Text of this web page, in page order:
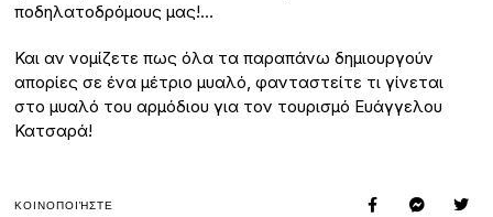
ποδηλατοδρόμους μας!…
Και αν νομίζετε πως όλα τα παραπάνω δημιουργούν
απορίες σε ένα μέτριο μυαλό, φανταστείτε τι γίνεται
στο μυαλό του αρμόδιου για τον τουρισμό Ευάγγελου
Κατσαρά!
ΚΟΙΝΟΠΟΙΉΣΤΕ